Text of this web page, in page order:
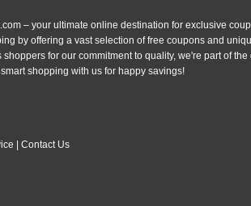
– your ultimate online destination for exclusive
by offering a vast selection of free coupons and
for our commitment to quality, we're part of
shopping with us for happy savings!
|Contact Us